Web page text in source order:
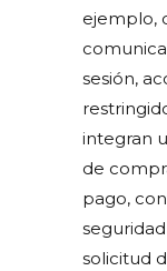
ejemplo,
sesión,
integran
de
pago,
solicitud